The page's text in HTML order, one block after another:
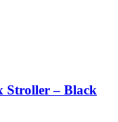
Stroller – Black